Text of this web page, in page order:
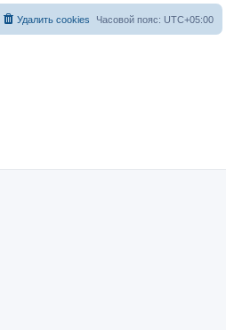
Часовой пояс: UTC+05:00
Удалить cookies